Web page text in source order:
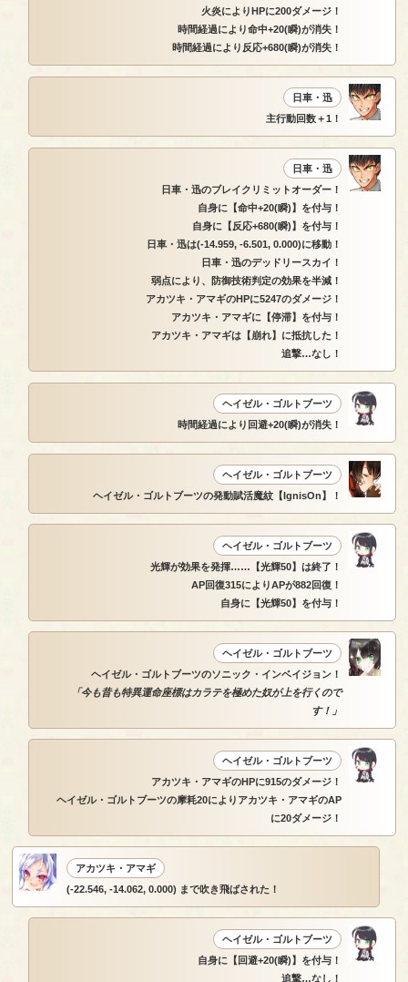
火炎によりHPに200ダメージ！
時間経過により命中+20(瞬)が消失！
時間経過により反応+680(瞬)が消失！
日車・迅
主行動回数＋1！
日車・迅
日車・迅のブレイクリミットオーダー！
自身に【命中+20(瞬)】を付与！
自身に【反応+680(瞬)】を付与！
日車・迅は(-14.959, -6.501, 0.000)に移動！
日車・迅のデッドリースカイ！
弱点により、防御技術判定の効果を半減！
アカツキ・アマギのHPに5247のダメージ！
アカツキ・アマギに【停滞】を付与！
アカツキ・アマギは【崩れ】に抵抗した！
追撃…なし！
ヘイゼル・ゴルトブーツ
時間経過により回避+20(瞬)が消失！
ヘイゼル・ゴルトブーツ
ヘイゼル・ゴルトブーツの発動賦活魔紋【IgnisOn】！
ヘイゼル・ゴルトブーツ
光輝が効果を発揮……【光輝50】は終了！
AP回復315によりAPが882回復！
自身に【光輝50】を付与！
ヘイゼル・ゴルトブーツ
ヘイゼル・ゴルトブーツのソニック・インベイジョン！
「今も昔も特異運命座標はカラテを極めた奴が上を行くので
す！」
ヘイゼル・ゴルトブーツ
アカツキ・アマギのHPに915のダメージ！
ヘイゼル・ゴルトブーツの摩耗20によりアカツキ・アマギのAP
に20ダメージ！
アカツキ・アマギ
(-22.546, -14.062, 0.000) まで吹き飛ばされた！
ヘイゼル・ゴルトブーツ
自身に【回避+20(瞬)】を付与！
追撃…なし！